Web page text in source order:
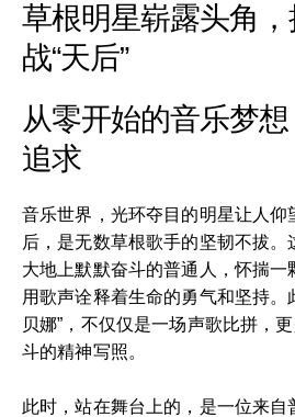
草根明星崭露头角
战“天后”
从零开始的音乐梦
追求
音乐世界，光环夺目的明星让人仰
后，是无数草根歌手的坚韧不拔
大地上默默奋斗的普通人，怀揣一
用歌声诠释着生命的勇气和坚持。
贝娜”，不仅仅是一场声歌比拼，
斗的精神写照。
此时，站在舞台上的，是一位来自